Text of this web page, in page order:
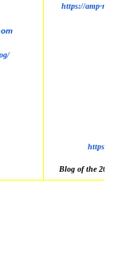
https://amp-nls.org/
https://amp-
Blog of the 2018